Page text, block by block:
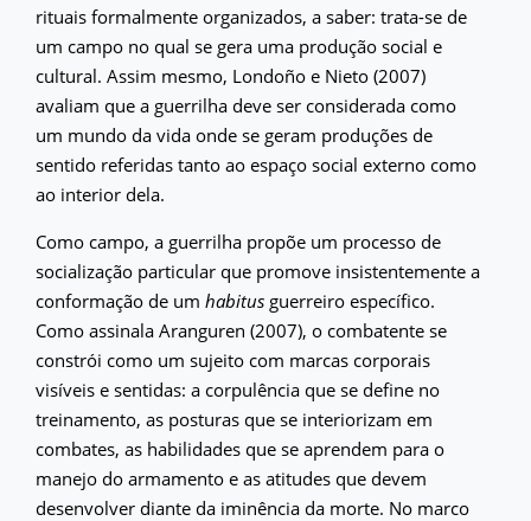
rituais formalmente organizados, a saber: trata-se de
um campo no qual se gera uma produção social e
cultural. Assim mesmo, Londoño e Nieto (2007)
avaliam que a guerrilha deve ser considerada como
um mundo da vida onde se geram produções de
sentido referidas tanto ao espaço social externo como
ao interior dela.
Como campo, a guerrilha propõe um processo de
socialização particular que promove insistentemente a
conformação de um habitus guerreiro específico.
Como assinala Aranguren (2007), o combatente se
constrói como um sujeito com marcas corporais
visíveis e sentidas: a corpulência que se define no
treinamento, as posturas que se interiorizam em
combates, as habilidades que se aprendem para o
manejo do armamento e as atitudes que devem
desenvolver diante da iminência da morte. No marco